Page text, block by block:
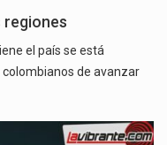
regiones
el país se está
de avanzar